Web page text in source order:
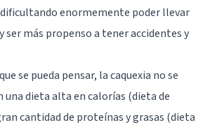
dificultando enormemente poder llevar
ser más propenso a tener accidentes y
se pueda pensar, la caquexia no se
una dieta alta en calorías (dieta de
cantidad de proteínas y grasas (dieta